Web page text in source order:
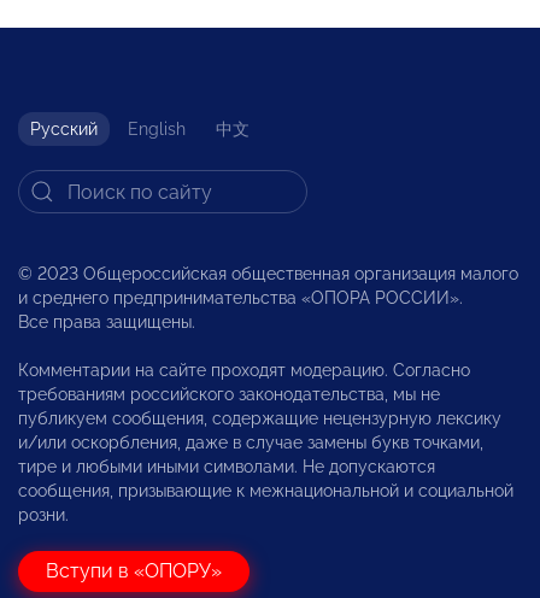
Русский English 中文
© 2023 Общероссийская общественная организация малого
и среднего предпринимательства «ОПОРА РОССИИ».
Все права защищены.
Комментарии на сайте проходят модерацию. Согласно
требованиям российского законодательства, мы не
публикуем сообщения, содержащие нецензурную лексику
и/или оскорбления, даже в случае замены букв точками,
тире и любыми иными символами. Не допускаются
сообщения, призывающие к межнациональной и социальной
розни.
Вступи в «ОПОРУ»